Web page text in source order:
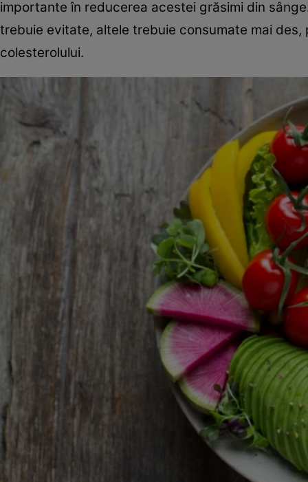
importante în reducerea acestei grăsimi din
trebuie evitate, altele trebuie consumate mai
colesterolului.